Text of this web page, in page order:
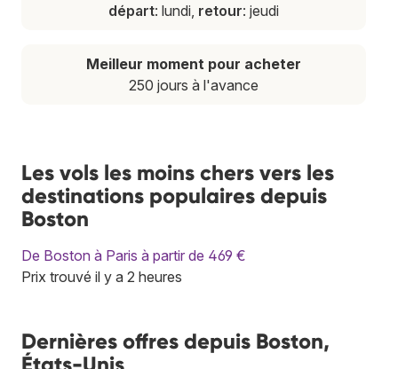
départ: lundi, retour: jeudi
Meilleur moment pour acheter
250 jours à l'avance
Les vols les moins chers vers les
destinations populaires depuis
Boston
De Boston à Paris à partir de 469 €
Prix trouvé il y a 2 heures
Dernières offres depuis Boston,